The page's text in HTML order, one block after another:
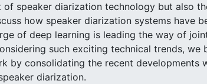
speaker diarization technology but also
how speaker diarization systems have
of deep learning is leading the way of
such exciting technical trends,
by consolidating the recent developments
diarization.